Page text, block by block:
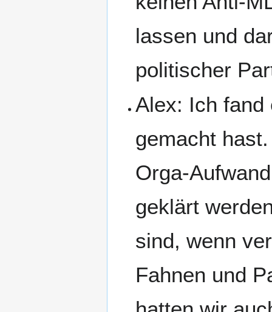
lassen und
politischer
Alex: Ich fand
gemacht
Orga-
geklärt
sind, wenn
Fahnen und